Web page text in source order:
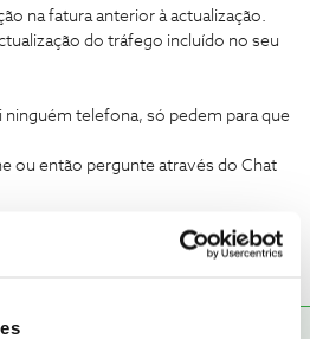
na fatura anterior à actualização.
do tráfego incluído no seu
ninguém telefona, só pedem para que
ou então pergunte através do Chat